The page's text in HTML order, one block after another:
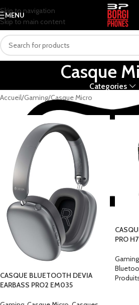
Skip to navigation
Skip to main content
MENU
Casque
Categories
Accueil Gaming Casque Micro
CASQUE BLUETOOTH DEVIA
EARBASS PRO2 EM035
PRO
Gaming